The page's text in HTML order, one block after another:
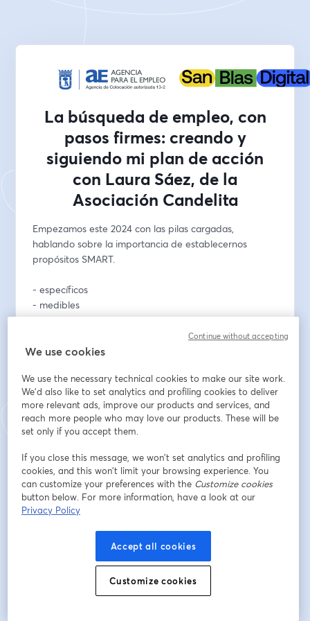
La búsqueda de empleo, con
pasos firmes: creando y
siguiendo mi plan de acción
con Laura Sáez, de la
Asociación Candelita
Empezamos este 2024 con las pilas cargadas,
hablando sobre la importancia de establecernos
propósitos SMART.
- específicos
- medibles
- alcanzables,
- y temporales
para lograr nuestras metas en cuanto a la búsqueda
de empleo (o la mejora en el mismo) se refiere.
Ahora damos un paso más: para seguir descubriendo y
trabajando en nuestras habilidades y fortalezas
búsqueda de empleo, vamos a ver cómo elaborar
nuestro plan de acción para lograr un puesto de
trabajo y analizar las estrategias que podemos llevar a
cabo para ser constante en el arduo trabajo de buscar
trabajo.
Para ello contaremos con Laura Sáez Pérez,
formadora en la Asociación Candelita Vicálvaro y
profesional de la intervención social con más de 20
años de experiencia en la atención y acompañamiento
We use cookies
We use the necessary technical cookies to make our site work.
We'd also like to set analytics and profiling cookies to deliver
more relevant ads, improve our products and services, and
reach more people who may love our products. These will be
set only if you accept them.
If you close this message, we won’t set analytics and profiling
cookies, and this won’t limit your browsing experience. You
can customize your preferences with the Customize cookies
button below. For more information, have a look at our
Privacy Policy
Accept all cookies
Customize cookies
Continue without accepting